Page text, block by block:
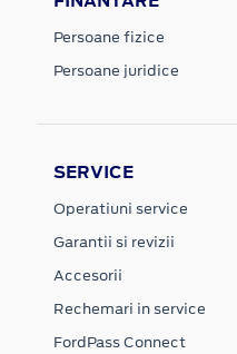
Persoane fizice
Persoane juridice
SERVICE
Operatiuni service
Garantii si revizii
Accesorii
Rechemari in service
FordPass Connect